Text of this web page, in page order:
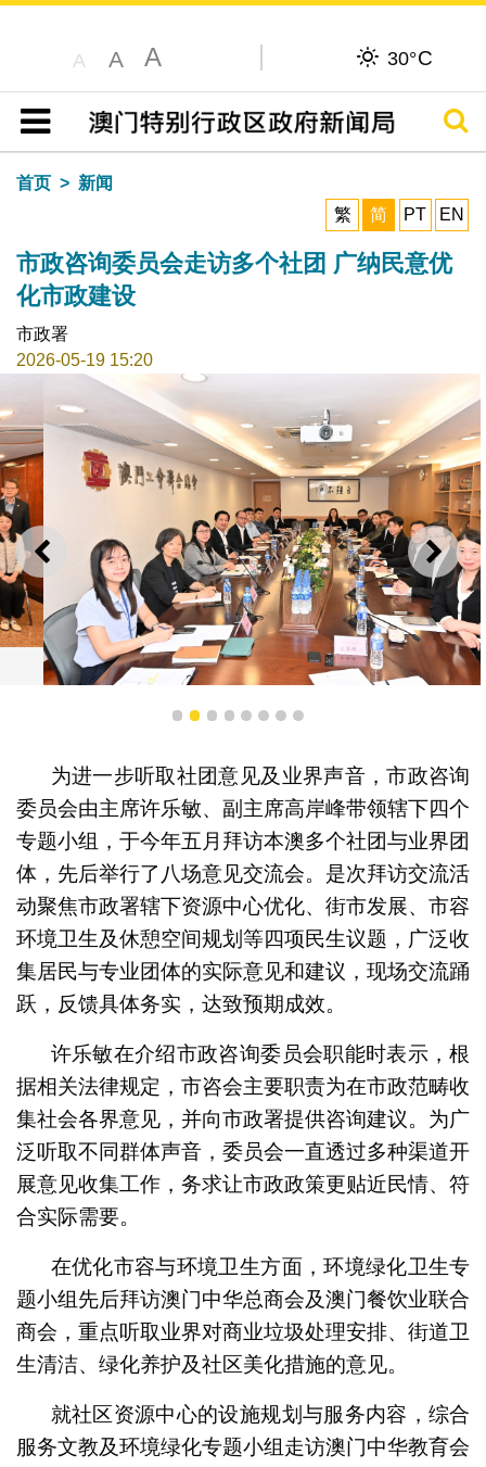
A A A 30°C
目录
搜寻
首页
新闻
繁
简 PT EN
市政咨询委员会走访多个社团 广纳民意优
化市政建设
市政署
2026-05-19 15:20
上一则 下一
市政咨询委员会拜访澳门工会联合总会
1 2 3 4 5 6 7 8
为进一步听取社团意见及业界声音，市政咨询
委员会由主席许乐敏、副主席高岸峰带领辖下四个
专题小组，于今年五月拜访本澳多个社团与业界团
体，先后举行了八场意见交流会。是次拜访交流活
动聚焦市政署辖下资源中心优化、街市发展、市容
环境卫生及休憩空间规划等四项民生议题，广泛收
集居民与专业团体的实际意见和建议，现场交流踊
跃，反馈具体务实，达致预期成效。
许乐敏在介绍市政咨询委员会职能时表示，根
据相关法律规定，市咨会主要职责为在市政范畴收
集社会各界意见，并向市政署提供咨询建议。为广
泛听取不同群体声音，委员会一直透过多种渠道开
展意见收集工作，务求让市政政策更贴近民情、符
合实际需要。
在优化市容与环境卫生方面，环境绿化卫生专
题小组先后拜访澳门中华总商会及澳门餐饮业联合
商会，重点听取业界对商业垃圾处理安排、街道卫
生清洁、绿化养护及社区美化措施的意见。
就社区资源中心的设施规划与服务内容，综合
服务文教及环境绿化专题小组走访澳门中华教育会